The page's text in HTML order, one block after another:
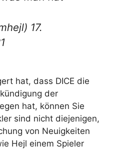
17.
hat, dass DICE die
der
hat, können Sie
sind nicht diejenigen,
von Neuigkeiten
Hejl einem Spieler